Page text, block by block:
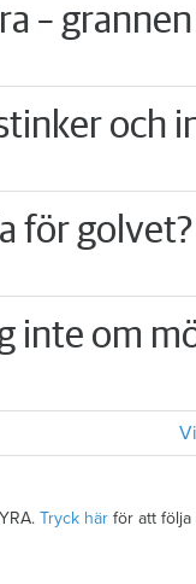
–
och
för golvet?
inte om
Tryck här för att följa